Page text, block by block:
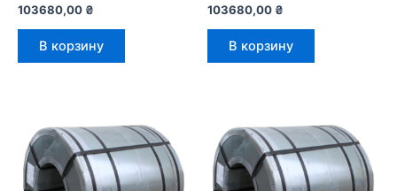
103680,00 ₴
В корзину
103680,00 ₴
В корзину